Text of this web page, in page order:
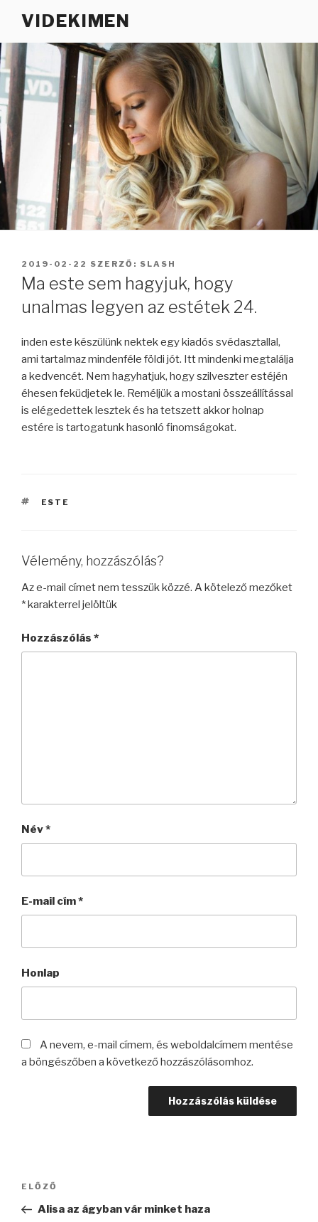
VIDEKIMEN
BEKÜLDVE:
2019-02-22 SZERZŐ: SLASH
Ma este sem hagyjuk, hogy
unalmas legyen az estétek 24.
inden este készülünk nektek egy kiadós svédasztallal,
ami tartalmaz mindenféle földi jót. Itt mindenki megtalálja
a kedvencét. Nem hagyhatjuk, hogy szilveszter estéjén
éhesen feküdjetek le. Reméljük a mostani összeállítással
is elégedettek lesztek és ha tetszett akkor holnap
estére is tartogatunk hasonló finomságokat.
CÍMKÉK
ESTE
Vélemény, hozzászólás?
Az e-mail címet nem tesszük közzé. A kötelező mezőket
* karakterrel jelöltük
Hozzászólás *
Név*
E-mail cím*
Honlap
A nevem, e-mail címem, és weboldalcímem mentése
a böngészőben a következő hozzászólásomhoz.
Bejegyzés
Korábbi
bejegyzés
ELŐZŐ
Alisa az ágyban vár minket haza